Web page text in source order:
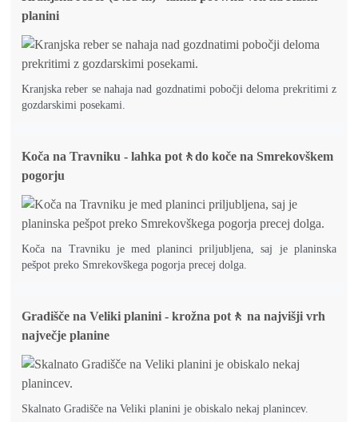
planini
Kranjska reber se nahaja nad gozdnatimi pobočji deloma prekritimi z
gozdarskimi posekami.
Koča na Travniku - lahka pot🚶do koče na Smrekovškem
pogorju
Koča na Travniku je med planinci priljubljena, saj je planinska
pešpot preko Smrekovškega pogorja precej dolga.
Gradišče na Veliki planini - krožna pot🚶 na najvišji vrh
največje planine
Skalnato Gradišče na Veliki planini je obiskalo nekaj planincev.